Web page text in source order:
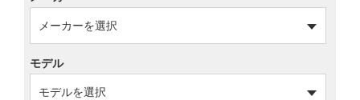
モデル